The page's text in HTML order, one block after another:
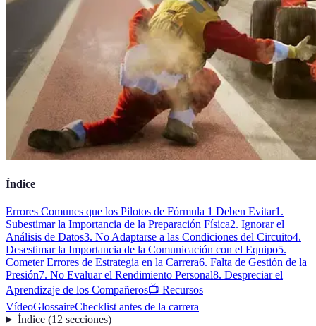
Índice
Errores Comunes que los Pilotos de Fórmula 1 Deben Evitar1.
Subestimar la Importancia de la Preparación Física2. Ignorar el
Análisis de Datos3. No Adaptarse a las Condiciones del Circuito4.
Desestimar la Importancia de la Comunicación con el Equipo5.
Cometer Errores de Estrategia en la Carrera6. Falta de Gestión de la
Presión7. No Evaluar el Rendimiento Personal8. Despreciar el
Aprendizaje de los Compañeros📺 Recursos
VídeoGlossaireChecklist antes de la carrera
Índice(12 secciones)